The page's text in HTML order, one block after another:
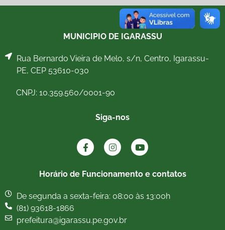
MUNICIPIO DE IGARASSU
Rua Bernardo Vieira de Melo, s/n, Centro, Igarassu-
PE, CEP 53610-030
CNPJ: 10.359.560/0001-90
Siga-nos
Horário de Funcionamento e contatos
De segunda a sexta-feira: 08:00 às 13:00h
(81) 93618-1866
prefeitura@igarassu.pe.gov.br